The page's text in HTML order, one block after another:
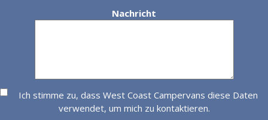
Nachricht
Ich stimme zu, dass West Coast Campervans diese Daten
verwendet, um mich zu kontaktieren.